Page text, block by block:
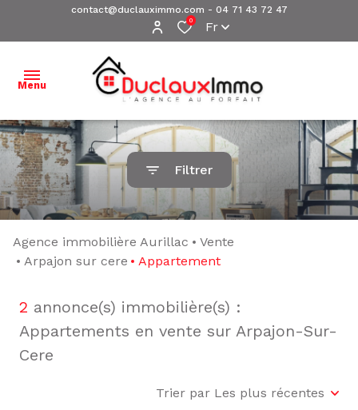
contact@duclauximmo.com - 04 71 43 72 47
0 Fr
Menu
ACCUEIL
NOS
BIENS À
NOS
VENDUS
ESTIMATION
Filtrer
Agence immobilière Aurillac
Vente
Arpajon sur cere
Appartement
2 annonce(s) immobilière(s) :
Appartements en vente sur Arpajon-Sur-
Cere
Trier par Les plus récentes